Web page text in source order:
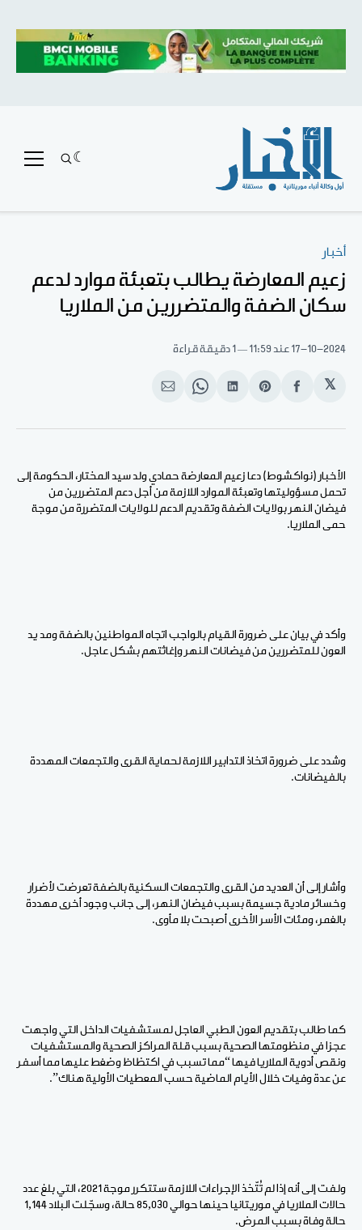
أخبار
زعيم المعارضة يطالب بتعبئة موارد لدعم
سكان الضفة والمتضررين من الملاريا
17-10-2024 عند 11:59 1 دقيقة قراءة
𝕏
انشر
الفيسبوك
Share
Pinterest
انشر
لينكد
Share
WhatsApp
انشر
الإيميل
الأخبار (نواكشوط) دعا زعيم المعارضة حمادي ولد سيد المختار، الحكومة إلى
تحمل مسؤوليتها وتعبئة الموارد اللازمة من أجل دعم المتضررين من
فيضان النهر بولايات الضفة وتقديم الدعم للولايات المتضررة من موجة
حمى الملاريا.
وأكد في بيان على ضرورة القيام بالواجب اتجاه المواطنين بالضفة ومد يد
العون للمتضررين من فيضانات النهر وإغاثتهم بشكل عاجل.
وشدد على ضرورة اتخاذ التدابير اللازمة لحماية القرى والتجمعات المهددة
بالفيضانات.
وأشار إلى أن العديد من القرى والتجمعات السكنية بالضفة تعرضت لأضرار
وخسائر مادية جسيمة بسبب فيضان النهر، إلى جانب وجود أخرى مهددة
بالغمر، ومئات الأسر الأخرى أصبحت بلا مأوى.
كما طالب بتقديم العون الطبي العاجل لمستشفيات الداخل التي واجهت
عجزا في منظومتها الصحية بسبب قلة المراكز الصحية والمستشفيات
ونقص أدوية الملاريا فيها “مما تسبب في اكتظاظ وضغط عليها مما أسفر
عن عدة وفيات خلال الأيام الماضية حسب المعطيات الأولية هناك”.
ولفت إلى أنه إذا لم تُتّخذ الإجراءات اللازمة ستتكرر موجة 2021، التي بلغ عدد
حالات الملاريا في موريتانيا حينها حوالي 85,030 حالة، وسجّلت البلاد 1,144
حالة وفاة بسبب المرض.